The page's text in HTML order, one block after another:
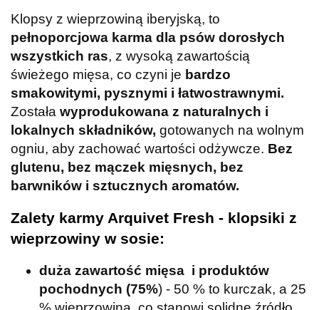
Klopsy z wieprzowiną iberyjską, to
pełnoporcjowa karma dla psów dorosłych
wszystkich ras, z wysoką zawartością
świeżego mięsa, co czyni je bardzo
smakowitymi, pysznymi i łatwostrawnymi.
Została wyprodukowana z naturalnych i
lokalnych składników, gotowanych na wolnym
ogniu, aby zachować wartości odżywcze. Bez
glutenu, bez mączek mięsnych, bez
barwników i sztucznych aromatów.
Zalety karmy Arquivet Fresh - klopsiki z
wieprzowiny w sosie:
duża zawartość mięsa i produktów
pochodnych (75%) - 50 % to kurczak, a 25